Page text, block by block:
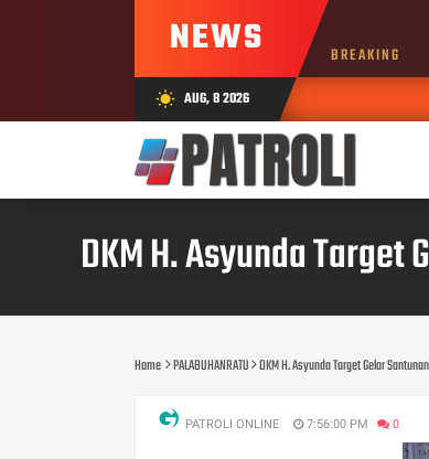
NEWS BREAKING
wb_sunny AUG, 8 2026
DKM H. Asyunda
Home PALABUHANRATU DKM H. Asyunda Target Gelar
PATROLI ONLINE 7:56:00 PM 0